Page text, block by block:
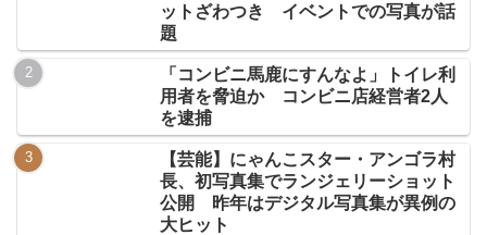
ットざわつき イベントでの写真が話
題
「コンビニ馬鹿にすんなよ」トイレ利
用者を脅迫か コンビニ店経営者2人
を逮捕
【芸能】にゃんこスター・アンゴラ村
長、初写真集でランジェリーショット
公開 昨年はデジタル写真集が異例の
大ヒット